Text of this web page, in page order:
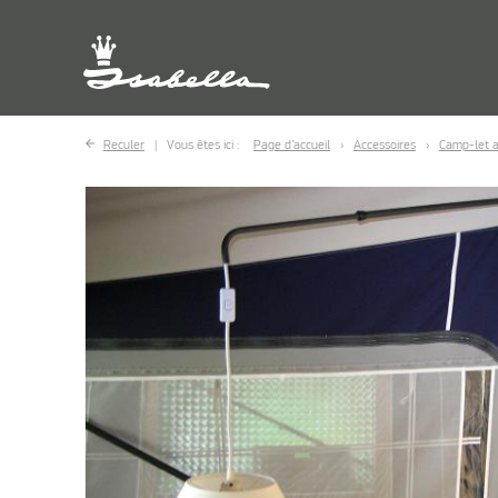
Reculer Vous êtes ici : Page d’accueil Accessoires Camp-let